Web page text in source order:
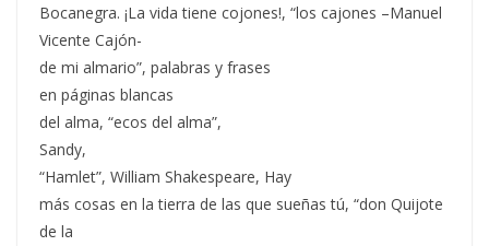
Bocanegra. ¡La vida tiene cojones!, “los cajones –Manuel
Vicente Cajón-
de mi almario”, palabras y frases
en páginas blancas
del alma, “ecos del alma”,
Sandy,
“Hamlet”, William Shakespeare, Hay
más cosas en la tierra de las que sueñas tú, “don Quijote
de la